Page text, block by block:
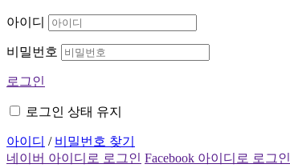
아이디
비밀번호
로그인
로그인 상태 유지
아이디 / 비밀번호 찾기
네이버 아이디로 로그인 Facebook 아이디로 로그인